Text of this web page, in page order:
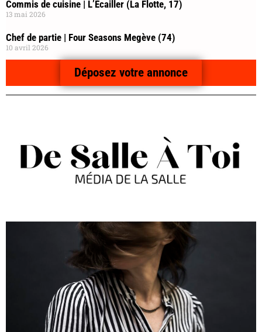
Commis de cuisine | L’Écailler (La Flotte, 17)
13 mai 2026
Chef de partie | Four Seasons Megève (74)
10 avril 2026
Déposez votre annonce